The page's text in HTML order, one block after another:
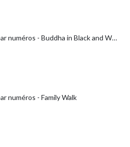
Peinture par numéros - Buddha in Black and White
numéros - Family Walk